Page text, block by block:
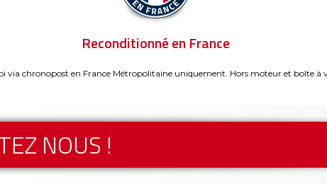
Reconditionné en France
via chronopost en France Métropolitaine uniquement. Hors moteur et boîte à
NOUS !